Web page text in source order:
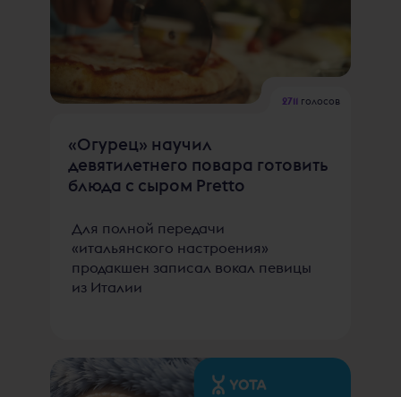
2711 голосов
«Огурец» научил
девятилетнего повара готовить
блюда с сыром Pretto
Для полной передачи
«итальянского настроения»
продакшен записал вокал певицы
из Италии